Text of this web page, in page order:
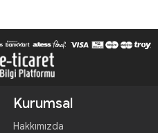
Kurumsal
Hakkımızda